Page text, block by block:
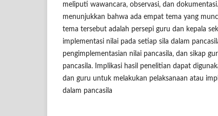
meliputi wawancara, observasi, dan
menunjukkan bahwa ada empat tema yang
tema tersebut adalah persepi guru dan kepala
implementasi nilai pada setiap sila dalam
pengimplementasian nilai pancasila, dan sikap
pancasila. Implikasi hasil penelitian dapat
dan guru untuk melakukan pelaksanaan atau
dalam pancasila